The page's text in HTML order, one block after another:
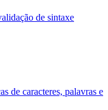
de sintaxe
de caracteres, palavras e